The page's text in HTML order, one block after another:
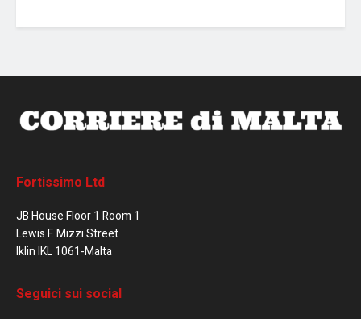
Fortissimo Ltd
JB House Floor 1 Room 1
Lewis F. Mizzi Street
Iklin IKL 1061-Malta
Seguici sui social